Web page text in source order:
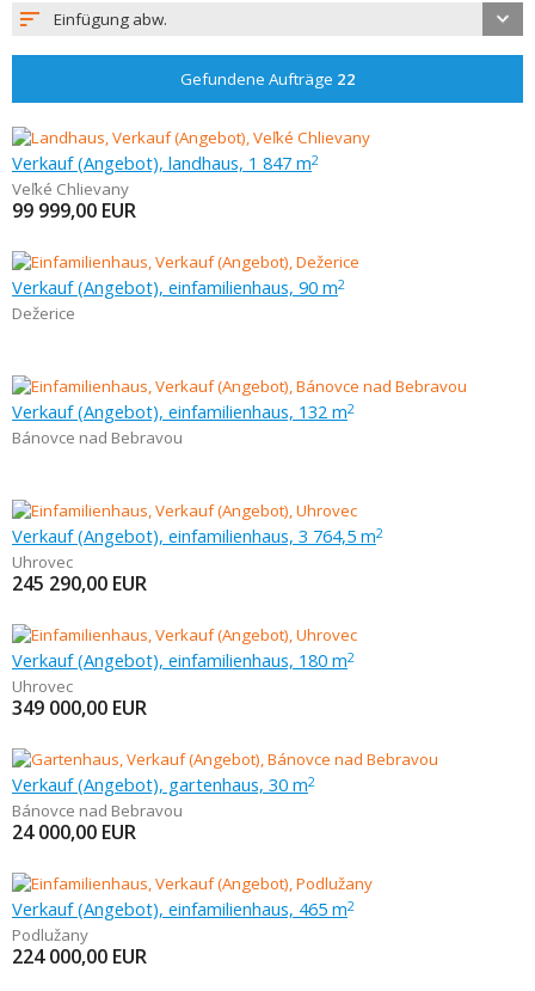
Einfügung abw.
Gefundene Aufträge 22
Verkauf (Angebot), landhaus, 1 847 m2
Veľké Chlievany
99 999,00 EUR
Verkauf (Angebot), einfamilienhaus, 90 m2
Dežerice
Verkauf (Angebot), einfamilienhaus, 132 m2
Bánovce nad Bebravou
Verkauf (Angebot), einfamilienhaus, 3 764,5 m2
Uhrovec
245 290,00 EUR
Verkauf (Angebot), einfamilienhaus, 180 m2
Uhrovec
349 000,00 EUR
Verkauf (Angebot), gartenhaus, 30 m2
Bánovce nad Bebravou
24 000,00 EUR
Verkauf (Angebot), einfamilienhaus, 465 m2
Podlužany
224 000,00 EUR